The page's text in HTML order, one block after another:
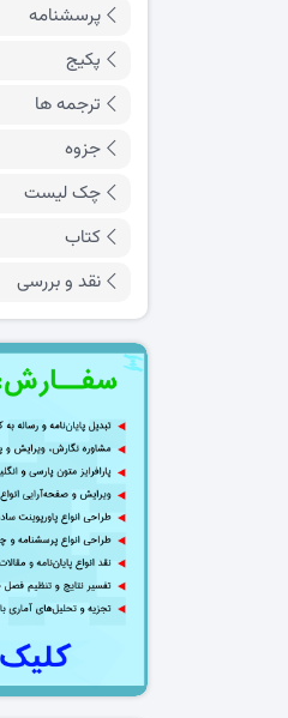
پرسشنامه
پکیج
ترجمه ها
جزوه
چک لیست
کتاب
نقد و بررسی